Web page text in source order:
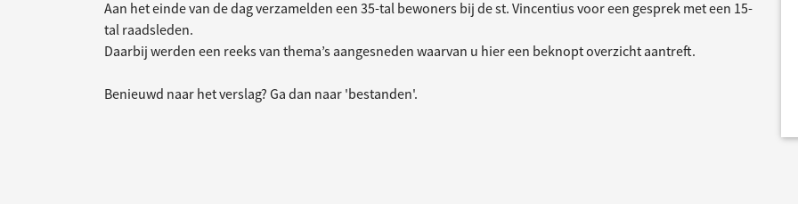
Aan het einde van de dag verzamelden een 35-tal bewoners bij de st. Vincentius voor een gesprek met een 15-
tal raadsleden.
Daarbij werden een reeks van thema’s aangesneden waarvan u hier een beknopt overzicht aantreft.
Benieuwd naar het verslag? Ga dan naar 'bestanden'.